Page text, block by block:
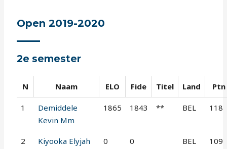
Open 2019-2020
2e semester
N Naam ELO Fide Titel Land Ptn
1
Demiddele
Kevin Mm
1865 1843 ** BEL 118
2 Kiyooka Elyjah 0 0 BEL 109